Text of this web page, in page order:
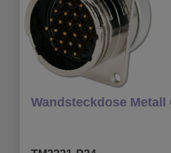
Wandsteckdose Metall